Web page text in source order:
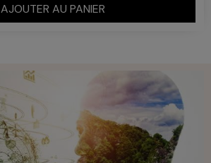
AJOUTER AU PANIER